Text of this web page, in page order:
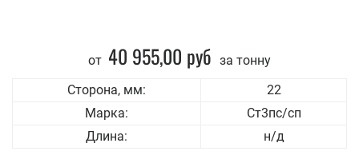
от 40 955,00 руб за тонну
Сторона, мм:
22
Марка:
Ст3пс/сп
Длина:
н/д